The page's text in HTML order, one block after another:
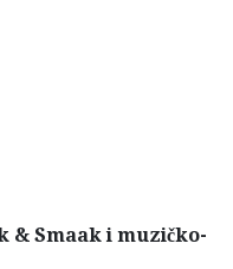
& Smaak i muzičko-